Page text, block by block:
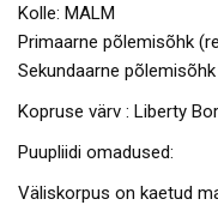
Kolle: MALM
Primaarne põlemisõhk
Sekundaarne
Kopruse värv : Liberty
Puupliidi omadused:
Väliskorpus on kaetud